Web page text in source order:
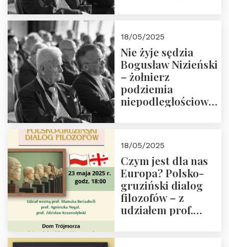
18/05/2025
Nie żyje sędzia
Bogusław Nizieński
– żołnierz
podziemia
niepodległościowego
społeczny, członek
Kapituły Nagrody
im. Prezydenta
Lecha
Kaczyńskiego.
Wielki autorytet.
18/05/2025
Czym jest dla nas
Europa? Polsko-
gruziński dialog
filozofów – z
udziałem prof.